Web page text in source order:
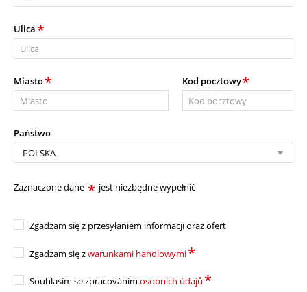
Ulica*
Miasto* Kod pocztowy*
Państwo
Zaznaczone dane * jest niezbędne wypełnić
Zgadzam się z przesyłaniem informacji oraz ofert
Zgadzam się z warunkami handlowymi*
Souhlasím se zpracováním osobních údajů*